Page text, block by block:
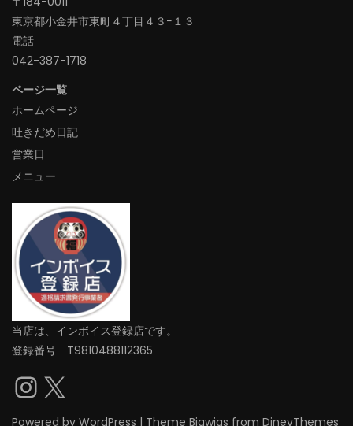
東京都小金井市東町４丁目４３−１３
電話
042-387-1718‬
ページ一覧
ホームページ
吐きだめ日記
営業日
メニュー
当店は、インボイス登録店です。
登録番号 T9810488112365
Instagram
X
Powered by WordPress | Theme Bigwigs from DinevThemes